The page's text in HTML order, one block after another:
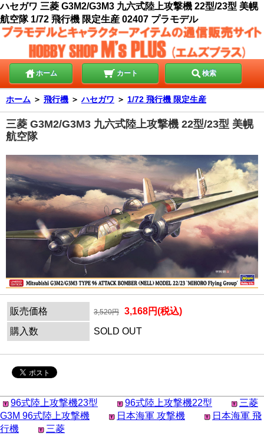
ハセガワ 三菱 G3M2/G3M3 九六式陸上攻撃機 22型/23型 美幌
航空隊 1/72 飛行機 限定生産 02407 プラモデル
ホーム カート 検索
ホーム ＞ 飛行機 ＞ ハセガワ ＞ 1/72 飛行機 限定生産
三菱 G3M2/G3M3 九六式陸上攻撃機 22型/23型 美幌
航空隊
販売価格 3,520円
3,168円(税込)
購入数
SOLD OUT
96式陸上攻撃機23型 96式陸上攻撃機22型
三菱
G3M 96式陸上攻撃機
日本海軍 攻撃機
日本海軍 飛
行機
三菱